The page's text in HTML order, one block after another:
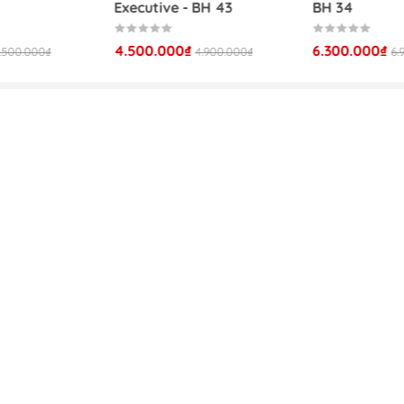
có đèn led cao cấp - BH 87
công nghiệp chất lượng cao, bề mặt phủ Melamine
và dễ vệ sinh. Đây là những vật liệu phổ biến trong nội
giữ được vẻ đẹp ổn định trong suốt quá trình sử dụng.
chịu lực tốt, mang lại cảm giác vững chãi ngay cả khi bố
LED sử dụng linh kiện chất lượng, ánh sáng ổn định, tiết
dài. Từng chi tiết của BH 87 đều được Nội thất Dương
khâu sản xuất.
Executive - BH 43
4.500.000₫ 4.900.000₫
BH 34
6.300.000₫